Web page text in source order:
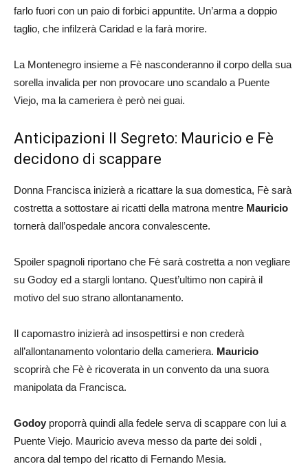
farlo fuori con un paio di forbici appuntite. Un’arma a doppio
taglio, che infilzerà Caridad e la farà morire.
La Montenegro insieme a Fè nasconderanno il corpo della sua
sorella invalida per non provocare uno scandalo a Puente
Viejo, ma la cameriera è però nei guai.
Anticipazioni Il Segreto: Mauricio e Fè
decidono di scappare
Donna Francisca inizierà a ricattare la sua domestica, Fè sarà
costretta a sottostare ai ricatti della matrona mentre Mauricio
tornerà dall’ospedale ancora convalescente.
Spoiler spagnoli riportano che Fè sarà costretta a non vegliare
su Godoy ed a stargli lontano. Quest’ultimo non capirà il
motivo del suo strano allontanamento.
Il capomastro inizierà ad insospettirsi e non crederà
all’allontanamento volontario della cameriera. Mauricio
scoprirà che Fè è ricoverata in un convento da una suora
manipolata da Francisca.
Godoy proporrà quindi alla fedele serva di scappare con lui a
Puente Viejo. Mauricio aveva messo da parte dei soldi ,
ancora dal tempo del ricatto di Fernando Mesia.